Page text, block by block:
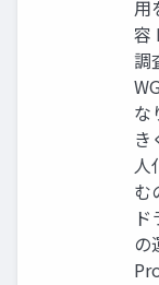
用
容
調
な
き
人
む
の